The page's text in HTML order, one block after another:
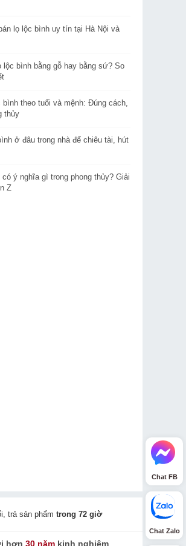
lọ lộc bình uy tín tại Hà Nội và
lộc bình bằng gỗ hay bằng sứ? So
bình theo tuổi và mệnh: Đúng cách,
thủy
ở đâu trong nhà để chiêu tài, hút
có ý nghĩa gì trong phong thủy? Giải
Z
trả sản phẩmtrong 72 giờ
hơn 30 năm kinh nghiệm
Chat FB
Chat Zalo